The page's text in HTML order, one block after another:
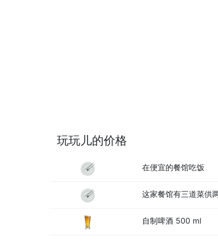
玩玩儿的价格
在便宜的餐馆吃饭
这家餐馆有三道菜供
自制啤酒 500 ml